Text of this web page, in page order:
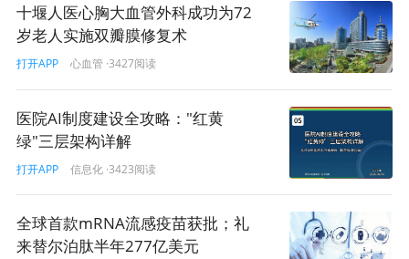
十堰人医心胸大血管外科成功为72
岁老人实施双瓣膜修复术
打开APP 心血管 ·3427阅读
医院AI制度建设全攻略："红黄
绿"三层架构详解
打开APP 信息化 ·3423阅读
全球首款mRNA流感疫苗获批；礼
来替尔泊肽半年277亿美元